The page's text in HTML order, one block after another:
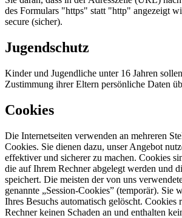
des Formulars "https" statt "http" angezeigt
secure (sicher).
Jugendschutz
Kinder und Jugendliche unter 16 Jahren
Zustimmung ihrer Eltern persönliche Daten
Cookies
Die Internetseiten verwenden an mehreren
Cookies. Sie dienen dazu, unser Angebot
effektiver und sicherer zu machen. Cookies
die auf Ihrem Rechner abgelegt werden und
speichert. Die meisten der von uns
genannte „Session-Cookies” (temporär). Sie
Ihres Besuchs automatisch gelöscht. Cookies
Rechner keinen Schaden an und enthalten